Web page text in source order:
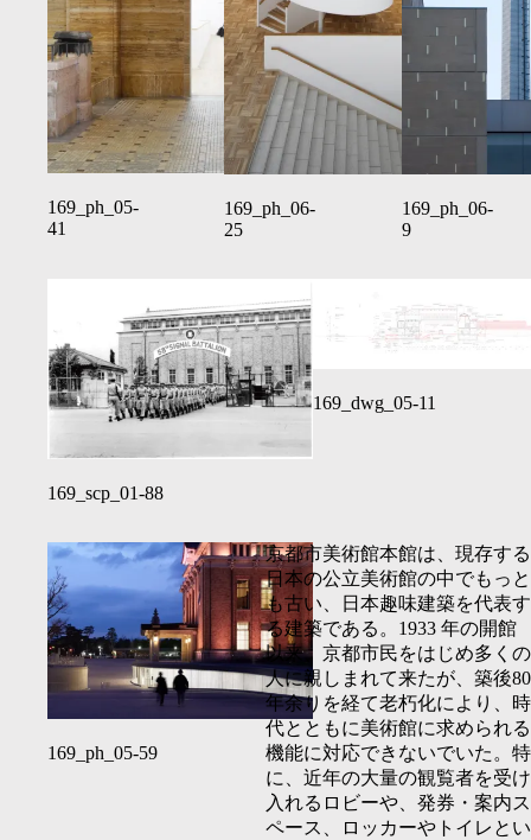
169_ph_05-
41
169_ph_06-
25
169_ph_06-
9
169_scp_01-88
169_dwg_05-11
169_ph_05-59
京都市美術館本館は、現存する
⽇本の公⽴美術館の中でもっと
も古い、⽇本趣味建築を代表す
る建築である。 1933 年の開館
以来、京都市⺠をはじめ多くの
⼈に親しまれて来たが、築後80
年余りを経て⽼朽化により、時
代とともに美術館に求められる
機能に対応できないでいた。特
に、近年の⼤量の観覧者を受け
⼊れるロビーや、発券・案内ス
ペース、ロッカーやトイレとい